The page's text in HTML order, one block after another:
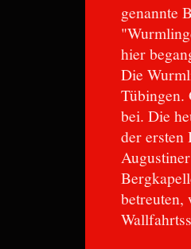
genannte
hier
Die
Tübingen.
bei. Die
der ersten
betreuten,